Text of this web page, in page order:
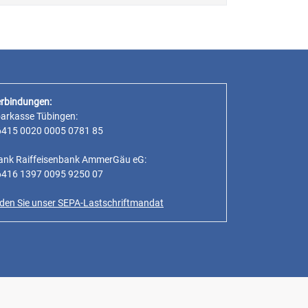
Tübingen:
0020 0005 0781 85
Raiffeisenbank AmmerGäu eG:
1397 0095 9250 07
Sie unser SEPA-Lastschriftmandat